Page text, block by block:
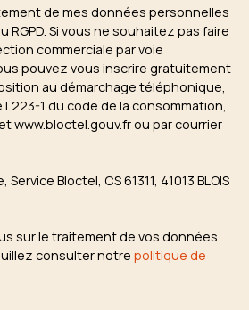
de mes données personnelles
RGPD. Si vous ne souhaitez pas faire
commerciale par voie
pouvez vous inscrire gratuitement
au démarchage téléphonique,
1 du code de la consommation,
www.bloctel.gouv.fr ou par courrier
Bloctel, CS 61311, 41013 BLOIS
sur le traitement de vos données
consulter notre politique de